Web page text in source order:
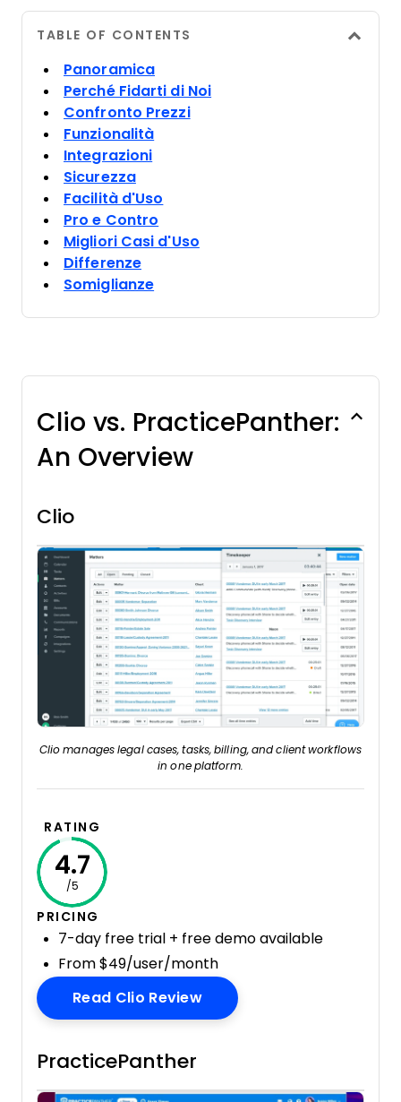
TABLE OF CONTENTS
Panoramica
Perché Fidarti di Noi
Confronto Prezzi
Funzionalità
Integrazioni
Sicurezza
Facilità d'Uso
Pro e Contro
Migliori Casi d'Uso
Differenze
Somiglianze
Clio vs. PracticePanther:
An Overview
Clio
Clio manages legal cases, tasks, billing, and client workflows
in one platform.
RATING
4.7
/5
PRICING
7-day free trial + free demo available
From $49/user/month
Read Clio ReviewOpens New Window
PracticePanther